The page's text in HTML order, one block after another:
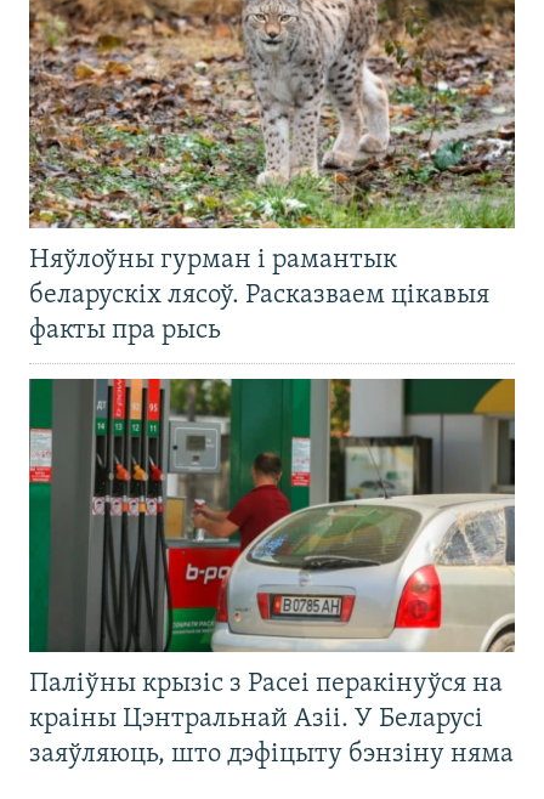
Няўлоўны гурман і рамантык
беларускіх лясоў. Расказваем цікавыя
факты пра рысь
Паліўны крызіс з Расеі перакінуўся на
краіны Цэнтральнай Азіі. У Беларусі
заяўляюць, што дэфіцыту бэнзіну няма